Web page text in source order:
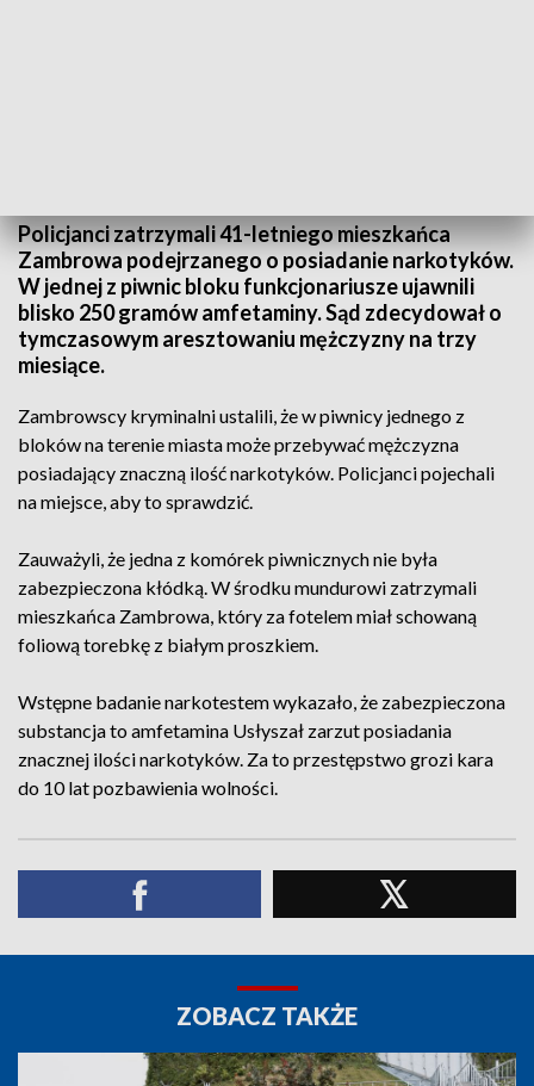
Policjanci zatrzymali 41-letniego mieszkańca
Zambrowa podejrzanego o posiadanie narkotyków.
W jednej z piwnic bloku funkcjonariusze ujawnili
blisko 250 gramów amfetaminy. Sąd zdecydował o
tymczasowym aresztowaniu mężczyzny na trzy
miesiące.
Zambrowscy kryminalni ustalili, że w piwnicy jednego z
bloków na terenie miasta może przebywać mężczyzna
posiadający znaczną ilość narkotyków. Policjanci pojechali
na miejsce, aby to sprawdzić.
Zauważyli, że jedna z komórek piwnicznych nie była
zabezpieczona kłódką. W środku mundurowi zatrzymali
mieszkańca Zambrowa, który za fotelem miał schowaną
foliową torebkę z białym proszkiem.
Wstępne badanie narkotestem wykazało, że zabezpieczona
substancja to amfetamina Usłyszał zarzut posiadania
znacznej ilości narkotyków. Za to przestępstwo grozi kara
do 10 lat pozbawienia wolności.
ZOBACZ TAKŻE